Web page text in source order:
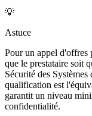
💡
Astuce
Pour un appel d'offres
que le prestataire soit
Sécurité des
qualification est
garantit un niveau
confidentialité.